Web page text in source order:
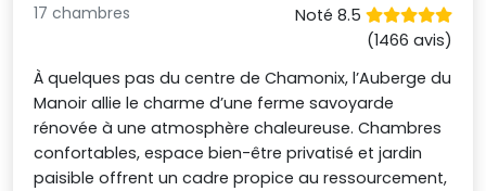
17 chambres
Noté 8.5
(1466 avis)
À quelques pas du centre de Chamonix, l’Auberge du
Manoir allie le charme d’une ferme savoyarde
rénovée à une atmosphère chaleureuse. Chambres
confortables, espace bien-être privatisé et jardin
paisible offrent un cadre propice au ressourcement,